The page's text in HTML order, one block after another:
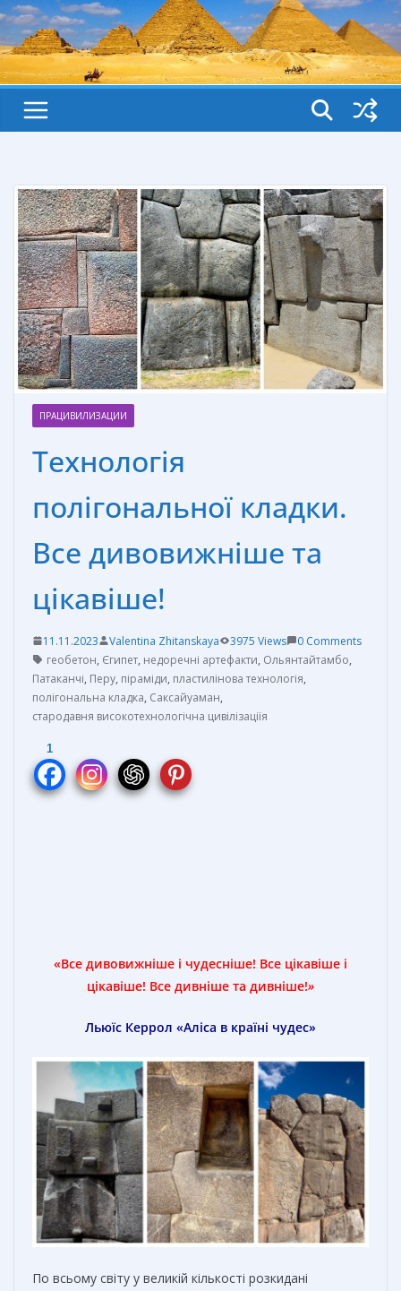
ПРАЦИВИЛИЗАЦИИ
Технологія
полігональної кладки.
Все дивовижніше та
цікавіше!
11.11.2023 Valentina Zhitanskaya 3975 Views
0 Comments
геобетон, Єгипет, недоречні артефакти, Ольянтайтамбо,
Патаканчі, Перу, піраміди, пластилінова технологія,
полігональна кладка, Саксайуаман,
стародавня високотехнологічна цивілізаціїя
1
«Все дивовижніше і чудесніше! Все цікавіше і
цікавіше! Все дивніше та дивніше!»
Льюїс Керрол «Аліса в країні чудес»
По всьому світу у великій кількості розкидані